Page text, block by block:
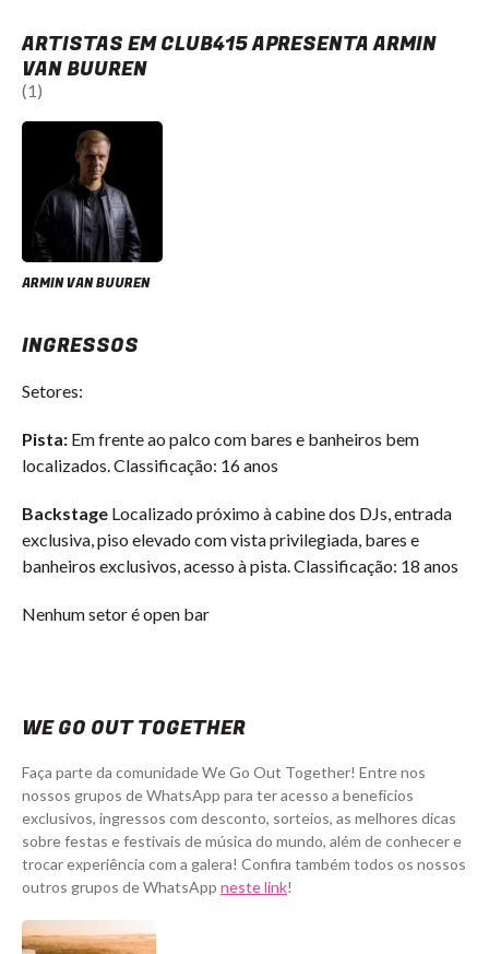
ARTISTAS EM CLUB415 APRESENTA ARMIN
VAN BUUREN
(1)
ARMIN VAN BUUREN
INGRESSOS
Setores:
Pista: Em frente ao palco com bares e banheiros bem
localizados.Classificação: 16 anos
Backstage Localizado próximo à cabine dos DJs, entrada
exclusiva, piso elevado com vista privilegiada, bares e
banheiros exclusivos, acesso à pista.Classificação: 18 anos
Nenhum setor é open bar
WE GO OUT TOGETHER
Faça parte da comunidade We Go Out Together! Entre nos
nossos grupos de WhatsApp para ter acesso a benefícios
exclusivos, ingressos com desconto, sorteios, as melhores dicas
sobre festas e festivais de música do mundo, além de conhecer e
trocar experiência com a galera! Confira também todos os nossos
outros grupos de WhatsApp neste link!